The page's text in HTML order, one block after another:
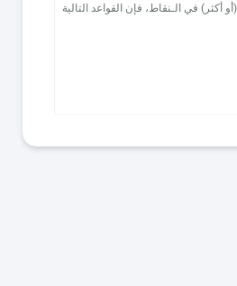
أكثر) في الـنقاط، فإن القواعد التالية